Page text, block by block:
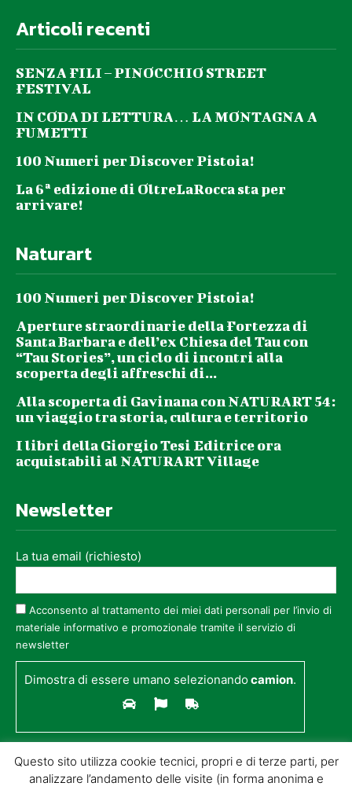
Articoli recenti
SENZA FILI – PINOCCHIO STREET
FESTIVAL
IN CODA DI LETTURA… LA MONTAGNA A
FUMETTI
100 Numeri per Discover Pistoia!
La 6ª edizione di OltreLaRocca sta per
arrivare!
Naturart
100 Numeri per Discover Pistoia!
Aperture straordinarie della Fortezza di
Santa Barbara e dell’ex Chiesa del Tau con
“Tau Stories”, un ciclo di incontri alla
scoperta degli affreschi di...
Alla scoperta di Gavinana con NATURART 54:
un viaggio tra storia, cultura e territorio
I libri della Giorgio Tesi Editrice ora
acquistabili al NATURART Village
Newsletter
La tua email (richiesto)
Acconsento al trattamento dei miei dati personali per l’invio di
materiale informativo e promozionale tramite il servizio di
newsletter
Dimostra di essere umano selezionandocamion.
Questo sito utilizza cookie tecnici, propri e di terze parti, per
analizzare l’andamento delle visite (in forma anonima e